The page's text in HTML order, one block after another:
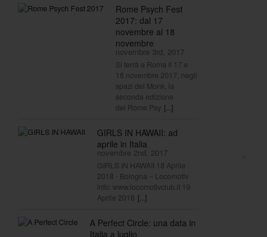
Rome Psych Fest
2017: dal 17
novembre al 18
novembre
novembre 3rd, 2017
Si terrà a Roma il 17 e
18 novembre 2017, negli
spazi del Monk, la
seconda edizione
del Rome Psy [...]
GIRLS IN HAWAII: ad
aprile in Italia
novembre 2nd, 2017
GIRLS IN HAWAII 18 Aprile
2018 - Bologna – Locomotiv
info: www.locomotivclub.it 19
Aprile 2018 [...]
A Perfect Circle: una data in
Italia a luglio